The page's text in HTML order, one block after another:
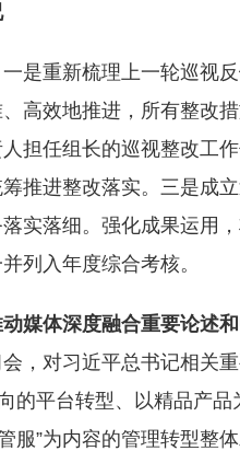
一是重新梳理上一轮巡视
高效地推进，所有整改
担任组长的巡视整改工
推进整改落实。三是成
实落细。强化成果运用
列入年度综合考核。
媒体深度融合重要论述
，对习近平总书记相关
的平台转型、以精品产
服”为内容的管理转型整体